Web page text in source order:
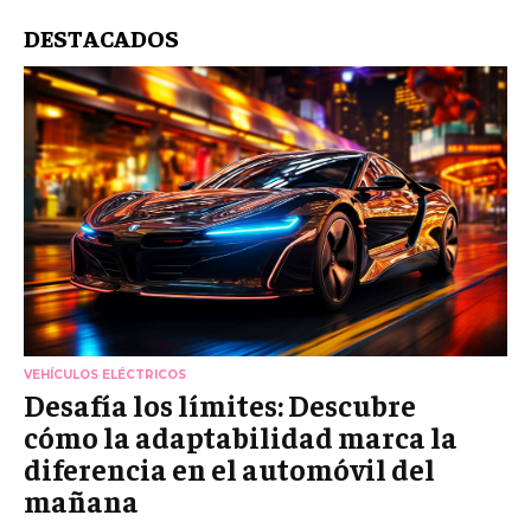
DESTACADOS
VEHÍCULOS ELÉCTRICOS
Desafía los límites: Descubre
cómo la adaptabilidad marca la
diferencia en el automóvil del
mañana